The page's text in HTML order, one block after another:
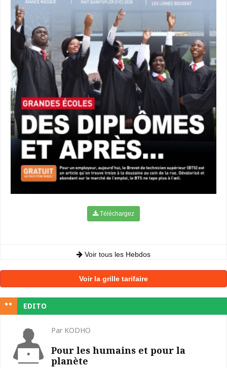
Téléchargez
Voir tous les Hebdos
Voir la grille tarifaire
EDITO
Par KODHO
Pour les humains et pour la
planète